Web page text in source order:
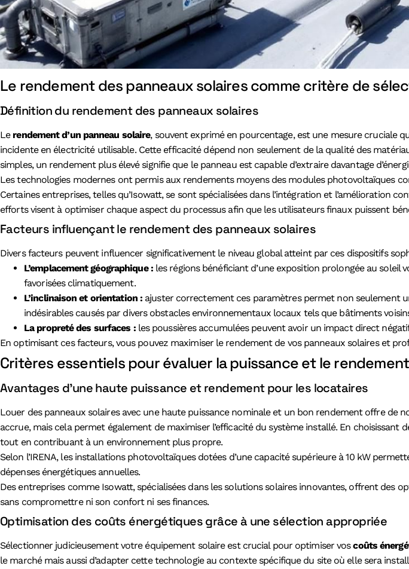
Le rendement des panneaux solaires comme critère de
Définition du rendement des panneaux solaires
Le rendement d’un panneau solaire, souvent exprimé en pourcentage, est une mesure cruciale
incidente en électricité utilisable. Cette efficacité dépend non seulement de la qualité des
simples, un rendement plus élevé signifie que le panneau est capable d’extraire davantage
Les technologies modernes ont permis aux rendements moyens des modules photovoltaïques
Certaines entreprises, telles qu’Isowatt, se sont spécialisées dans l’intégration et l’amélioration
efforts visent à optimiser chaque aspect du processus afin que les utilisateurs finaux puissent
Facteurs influençant le rendement des panneaux solaires
Divers facteurs peuvent influencer significativement le niveau global atteint par ces dispositifs
L’emplacement géographique :les régions bénéficiant d’une exposition prolongée au
favorisées climatiquement.
L’inclinaison et orientation : ajuster correctement ces paramètres permet non seulement
indésirables causés par divers obstacles environnementaux locaux tels que bâtiments
La propreté des surfaces :les poussières accumulées peuvent avoir un impact direct
En optimisant ces facteurs, vous pouvez maximiser le rendement de vos panneaux solaires et
Critères essentiels pour évaluer la puissance et le
Avantages d’une haute puissance et rendement pour les locataires
Louer des panneaux solaires avec une haute puissance nominale et un bon rendement offre de
accrue, mais cela permet également de maximiser l’efficacité du système installé. En
tout en contribuant à un environnement plus propre.
Selon l’IRENA, les installations photovoltaïques dotées d’une capacité supérieure à 10 kW
dépenses énergétiques annuelles.
Des entreprises comme Isowatt, spécialisées dans les solutions solaires innovantes, offrent
sans compromettre ni son confort ni ses finances.
Optimisation des coûts énergétiques grâce à une sélection appropriée
Sélectionner judicieusement votre équipement solaire est crucial pour optimiser voscoûts
le marché mais aussi d’adapter cette technologie au contexte spécifique du site où elle sera